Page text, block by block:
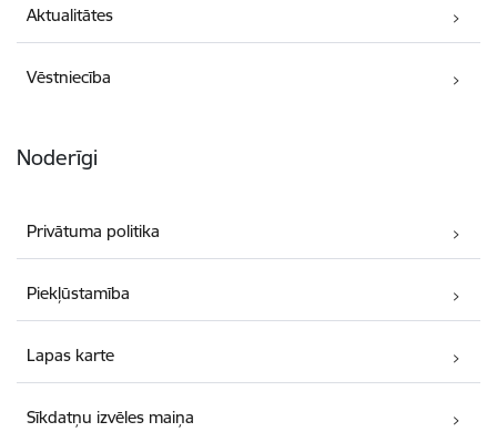
Aktualitātes
Vēstniecība
Noderīgi
Privātuma politika
Piekļūstamība
Lapas karte
Sīkdatņu izvēles maiņa